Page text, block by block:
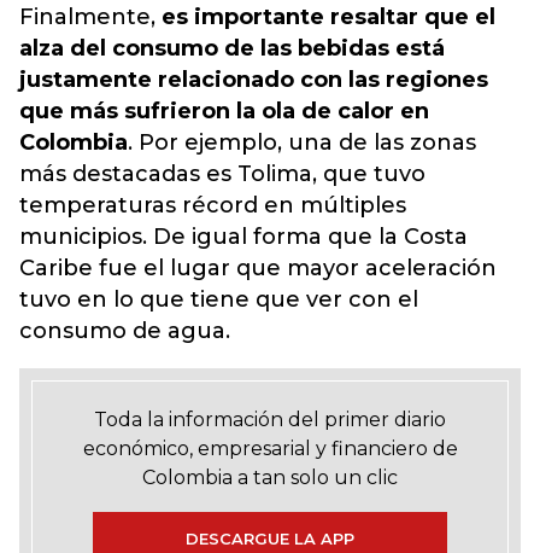
Finalmente, es importante resaltar que el
alza del consumo de las bebidas está
justamente relacionado con las regiones
que más sufrieron la ola de calor en
Colombia. Por ejemplo, una de las zonas
más destacadas es Tolima, que tuvo
temperaturas récord en múltiples
municipios. De igual forma que la Costa
Caribe fue el lugar que mayor aceleración
tuvo en lo que tiene que ver con el
consumo de agua.
Toda la información del primer diario
económico, empresarial y financiero de
Colombia a tan solo un clic
DESCARGUE LA APP